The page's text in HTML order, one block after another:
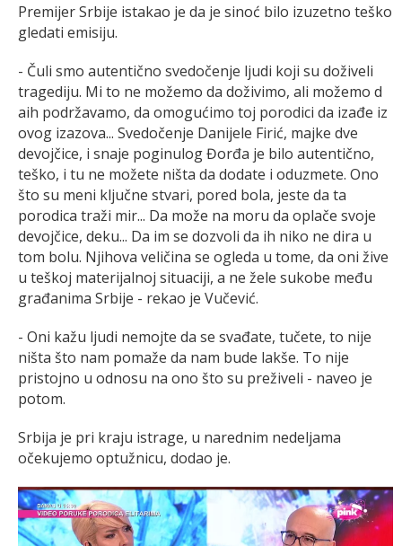
Premijer Srbije istakao je da je sinoć bilo izuzetno teško
gledati emisiju.
- Čuli smo autentično svedočenje ljudi koji su doživeli
tragediju. Mi to ne možemo da doživimo, ali možemo d
aih podržavamo, da omogućimo toj porodici da izađe iz
ovog izazova... Svedočenje Danijele Firić, majke dve
devojčice, i snaje poginulog Đorđa je bilo autentično,
teško, i tu ne možete ništa da dodate i oduzmete. Ono
što su meni ključne stvari, pored bola, jeste da ta
porodica traži mir... Da može na moru da oplače svoje
devojčice, deku... Da im se dozvoli da ih niko ne dira u
tom bolu. Njihova veličina se ogleda u tome, da oni žive
u teškoj materijalnoj situaciji, a ne žele sukobe među
građanima Srbije - rekao je Vučević.
- Oni kažu ljudi nemojte da se svađate, tučete, to nije
ništa što nam pomaže da nam bude lakše. To nije
pristojno u odnosu na ono što su preživeli - naveo je
potom.
Srbija je pri kraju istrage, u narednim nedeljama
očekujemo optužnicu, dodao je.